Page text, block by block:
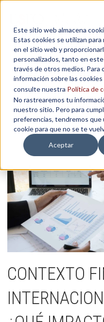
Este sitio web almacena
Estas cookies se utilizan
en el sitio web y
personalizados, tanto en
través de otros medios. Para
información sobre las
consulte nuestra Política de
No rastrearemos tu
nuestro sitio. Pero para
preferencias, tendremos que
cookie para que no se te
Aceptar
Home /
CONTEXTO